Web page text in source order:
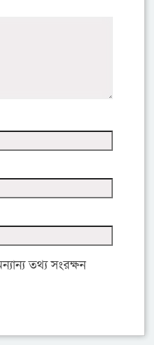
তথ্য সংরক্ষন